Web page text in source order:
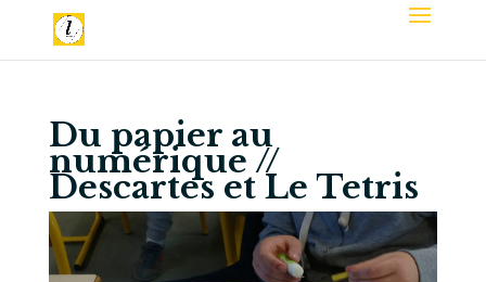
Du papier au
numérique //
Descartes et Le Tetris